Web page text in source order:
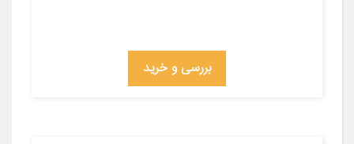
بررسی و خرید